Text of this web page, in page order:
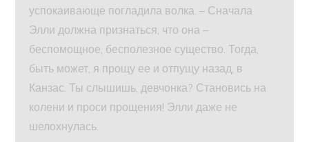
успокаивающе погладила волка. – Сначала
Элли должна признаться, что она –
беспомощное, бесполезное существо. Тогда,
быть может, я прощу ее и отпущу назад, в
Канзас. Ты слышишь, девчонка? Становись на
колени и проси прощения! Элли даже не
шелохнулась.